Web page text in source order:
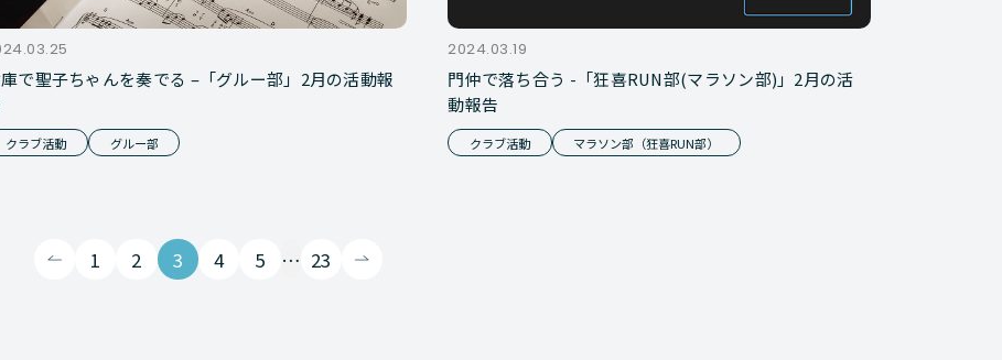
で聖子ちゃんを奏でる –「グルー部」2月の活動報
クラブ活動 グルー部
2024.03.19
門仲で落ち合う -「狂喜RUN部(マラソン部)」2月の活
動報告
クラブ活動 マラソン部（狂喜RUN部）
1 2 3 4 5 … 23